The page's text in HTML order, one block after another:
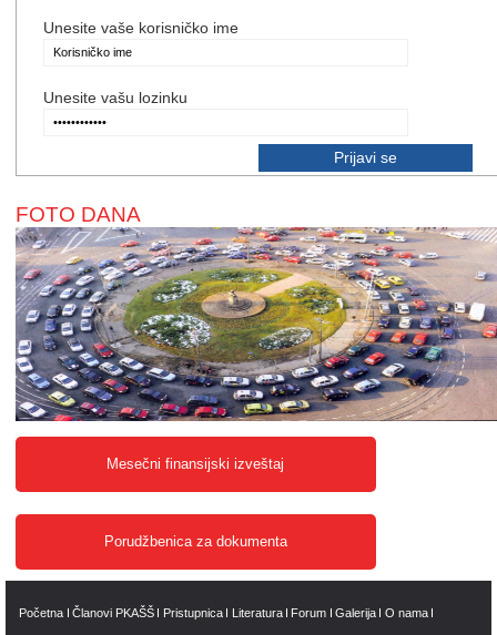
Unesite vaše korisničko ime
Unesite vašu lozinku
FOTO DANA
Mesečni finansijski izveštaj
Porudžbenica za dokumenta
Početna Članovi PKAŠŠ Pristupnica Literatura Forum Galerija O nama